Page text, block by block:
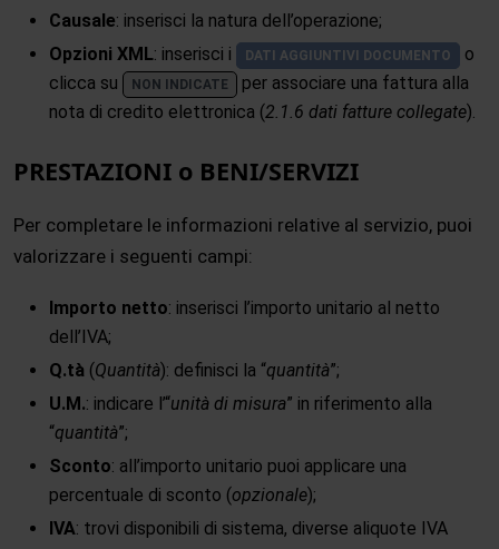
Causale: inserisci la natura dell’operazione;
Opzioni XML: inserisci i DATI AGGIUNTIVI DOCUMENTO
o
clicca su
NON INDICATE
per associare una fattura alla
nota di credito elettronica (2.1.6 dati fatture collegate).
PRESTAZIONI o BENI/SERVIZI
Per completare le informazioni relative al servizio, puoi
valorizzare i seguenti campi:
Importo netto: inserisci l’importo unitario al netto
dell’IVA;
Q.tà (Quantità): definisci la “quantità”;
U.M.: indicare l’“unità di misura” in riferimento alla
“quantità”;
Sconto: all’importo unitario puoi applicare una
percentuale di sconto (opzionale);
IVA: trovi disponibili di sistema, diverse aliquote IVA